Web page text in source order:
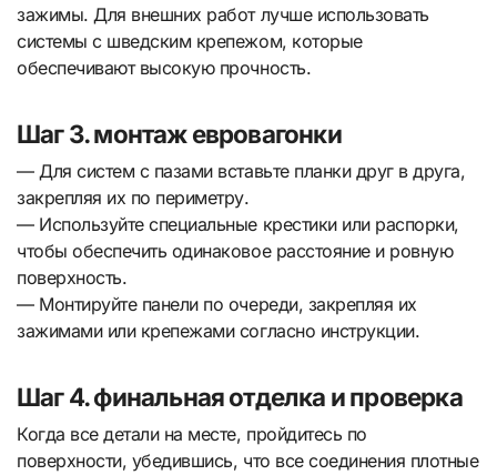
зажимы. Для внешних работ лучше использовать
системы с шведским крепежом, которые
обеспечивают высокую прочность.
Шаг 3. монтаж евровагонки
— Для систем с пазами вставьте планки друг в друга,
закрепляя их по периметру.
— Используйте специальные крестики или распорки,
чтобы обеспечить одинаковое расстояние и ровную
поверхность.
— Монтируйте панели по очереди, закрепляя их
зажимами или крепежами согласно инструкции.
Шаг 4. финальная отделка и проверка
Когда все детали на месте, пройдитесь по
поверхности, убедившись, что все соединения плотные